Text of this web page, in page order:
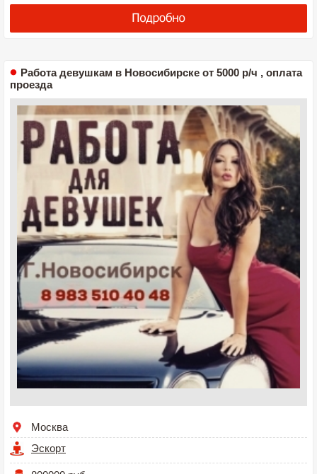
Работа девушкам в Новосибирске от 5000 р/ч , оплата
проезда
Москва
Эскорт